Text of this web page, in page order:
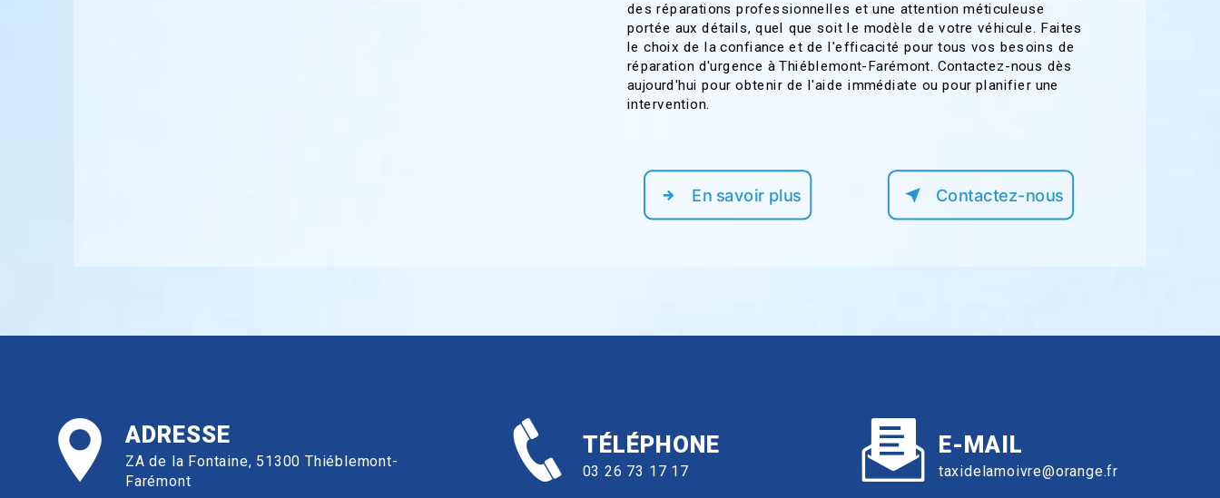
des réparations professionnelles et une attention méticuleuse
portée aux détails, quel que soit le modèle de votre véhicule. Faites
le choix de la confiance et de l'efficacité pour tous vos besoins de
réparation d'urgence à Thiéblemont-Farémont. Contactez-nous dès
aujourd'hui pour obtenir de l'aide immédiate ou pour planifier une
intervention.
En savoir plus Contactez-nous
ADRESSE
ZA de la Fontaine, 51300 Thiéblemont-
Farémont
TÉLÉPHONE
03 26 73 17 17
E-MAIL
taxidelamoivre@orange.fr